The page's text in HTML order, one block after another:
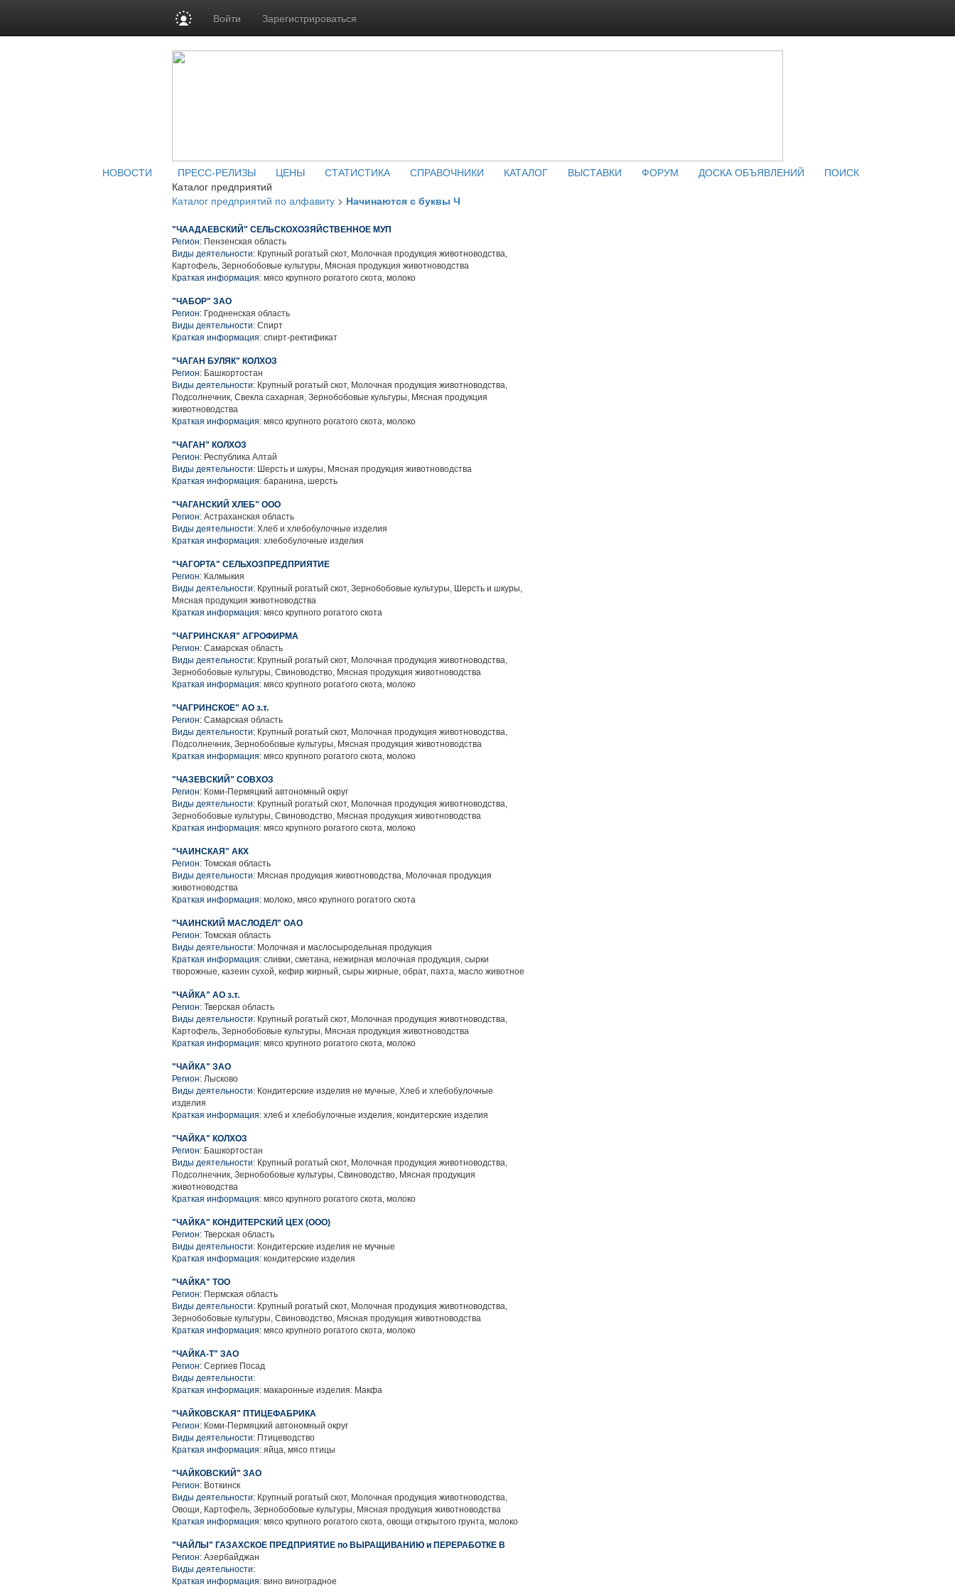
Войти Зарегистрироваться
НОВОСТИ ПРЕСС-РЕЛИЗЫ ЦЕНЫ СТАТИСТИКА СПРАВОЧНИКИ КАТАЛОГ ВЫСТАВКИ ФОРУМ ДОСКА ОБЪЯВЛЕНИЙ
ПОИСК
Каталог предприятий
Каталог предприятий по алфавиту > Начинаются с буквы Ч
"ЧААДАЕВСКИЙ" СЕЛЬСКОХОЗЯЙСТВЕННОЕ МУП
Регион: Пензенская область
Виды деятельности: Крупный рогатый скот, Молочная продукция животноводства,
Картофель, Зернобобовые культуры, Мясная продукция животноводства
Краткая информация: мясо крупного рогатого скота, молоко
"ЧАБОР" ЗАО
Регион: Гродненская область
Виды деятельности: Спирт
Краткая информация: спирт-ректификат
"ЧАГАН БУЛЯК" КОЛХОЗ
Регион: Башкортостан
Виды деятельности: Крупный рогатый скот, Молочная продукция животноводства,
Подсолнечник, Свекла сахарная, Зернобобовые культуры, Мясная продукция
животноводства
Краткая информация: мясо крупного рогатого скота, молоко
"ЧАГАН" КОЛХОЗ
Регион: Республика Алтай
Виды деятельности: Шерсть и шкуры, Мясная продукция животноводства
Краткая информация: баранина, шерсть
"ЧАГАНСКИЙ ХЛЕБ" ООО
Регион: Астраханская область
Виды деятельности: Хлеб и хлебобулочные изделия
Краткая информация: хлебобулочные изделия
"ЧАГОРТА" СЕЛЬХОЗПРЕДПРИЯТИЕ
Регион: Калмыкия
Виды деятельности: Крупный рогатый скот, Зернобобовые культуры, Шерсть и шкуры,
Мясная продукция животноводства
Краткая информация: мясо крупного рогатого скота
"ЧАГРИНСКАЯ" АГРОФИРМА
Регион: Самарская область
Виды деятельности: Крупный рогатый скот, Молочная продукция животноводства,
Зернобобовые культуры, Свиноводство, Мясная продукция животноводства
Краткая информация: мясо крупного рогатого скота, молоко
"ЧАГРИНСКОЕ" АО з.т.
Регион: Самарская область
Виды деятельности: Крупный рогатый скот, Молочная продукция животноводства,
Подсолнечник, Зернобобовые культуры, Мясная продукция животноводства
Краткая информация: мясо крупного рогатого скота, молоко
"ЧАЗЕВСКИЙ" СОВХОЗ
Регион: Коми-Пермяцкий автономный округ
Виды деятельности: Крупный рогатый скот, Молочная продукция животноводства,
Зернобобовые культуры, Свиноводство, Мясная продукция животноводства
Краткая информация: мясо крупного рогатого скота, молоко
"ЧАИНСКАЯ" АКХ
Регион: Томская область
Виды деятельности: Мясная продукция животноводства, Молочная продукция
животноводства
Краткая информация: молоко, мясо крупного рогатого скота
"ЧАИНСКИЙ МАСЛОДЕЛ" ОАО
Регион: Томская область
Виды деятельности: Молочная и маслосыродельная продукция
Краткая информация: сливки, сметана, нежирная молочная продукция, сырки
творожные, казеин сухой, кефир жирный, сыры жирные, обрат, пахта, масло животное
"ЧАЙКА" АО з.т.
Регион: Тверская область
Виды деятельности: Крупный рогатый скот, Молочная продукция животноводства,
Картофель, Зернобобовые культуры, Мясная продукция животноводства
Краткая информация: мясо крупного рогатого скота, молоко
"ЧАЙКА" ЗАО
Регион: Лысково
Виды деятельности: Кондитерские изделия не мучные, Хлеб и хлебобулочные
изделия
Краткая информация: хлеб и хлебобулочные изделия, кондитерские изделия
"ЧАЙКА" КОЛХОЗ
Регион: Башкортостан
Виды деятельности: Крупный рогатый скот, Молочная продукция животноводства,
Подсолнечник, Зернобобовые культуры, Свиноводство, Мясная продукция
животноводства
Краткая информация: мясо крупного рогатого скота, молоко
"ЧАЙКА" КОНДИТЕРСКИЙ ЦЕХ (ООО)
Регион: Тверская область
Виды деятельности: Кондитерские изделия не мучные
Краткая информация: кондитерские изделия
"ЧАЙКА" ТОО
Регион: Пермская область
Виды деятельности: Крупный рогатый скот, Молочная продукция животноводства,
Зернобобовые культуры, Свиноводство, Мясная продукция животноводства
Краткая информация: мясо крупного рогатого скота, молоко
"ЧАЙКА-Т" ЗАО
Регион: Сергиев Посад
Виды деятельности:
Краткая информация: макаронные изделия: Макфа
"ЧАЙКОВСКАЯ" ПТИЦЕФАБРИКА
Регион: Коми-Пермяцкий автономный округ
Виды деятельности: Птицеводство
Краткая информация: яйца, мясо птицы
"ЧАЙКОВСКИЙ" ЗАО
Регион: Воткинск
Виды деятельности: Крупный рогатый скот, Молочная продукция животноводства,
Овощи, Картофель, Зернобобовые культуры, Мясная продукция животноводства
Краткая информация: мясо крупного рогатого скота, овощи открытого грунта, молоко
"ЧАЙЛЫ" ГАЗАХСКОЕ ПРЕДПРИЯТИЕ по ВЫРАЩИВАНИЮ и ПЕРЕРАБОТКЕ В
Регион: Азербайджан
Виды деятельности:
Краткая информация: вино виноградное